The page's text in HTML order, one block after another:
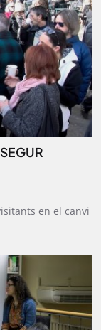
en el canvi